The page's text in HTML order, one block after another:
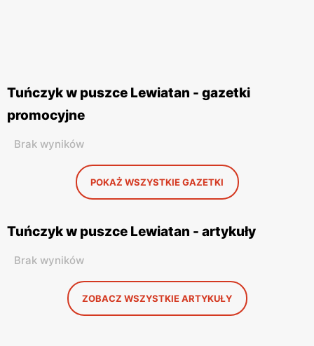
Tuńczyk w puszce Lewiatan - gazetki
promocyjne
Brak wyników
POKAŻ WSZYSTKIE GAZETKI
Tuńczyk w puszce Lewiatan - artykuły
Brak wyników
ZOBACZ WSZYSTKIE ARTYKUŁY